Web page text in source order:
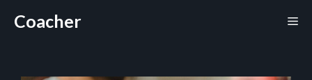
Coacher